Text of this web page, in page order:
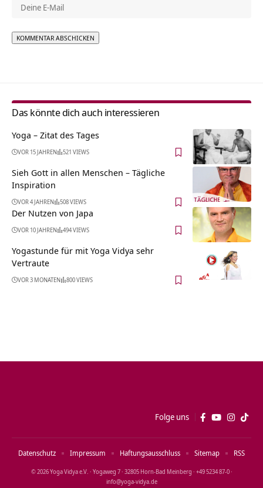
Das könnte dich auch interessieren
Yoga – Zitat des Tages
VOR 15 JAHREN 521 VIEWS
Sieh Gott in allen Menschen – Tägliche
Inspiration
VOR 4 JAHREN 508 VIEWS
Der Nutzen von Japa
VOR 10 JAHREN 494 VIEWS
Yogastunde für mit Yoga Vidya sehr
Vertraute
VOR 3 MONATEN 800 VIEWS
Folge uns
© 2026 Yoga Vidya e.V. · Yogaweg 7 · 32805 Horn‑Bad Meinberg · +49 5234 87‑0 ·
info@yoga‑vidya.de
Datenschutz Impressum Haftungsausschluss Sitemap RSS